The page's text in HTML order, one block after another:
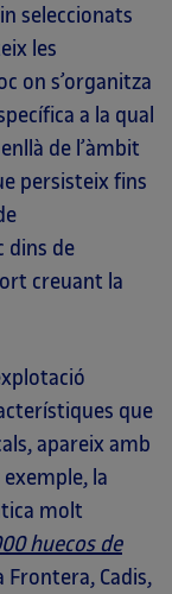
seleccionats
les
on s’organitza
a la qual
de l’àmbit
persisteix fins
dins de
creuant la
que
apareix amb
la
molt
huecos de
Cadis,